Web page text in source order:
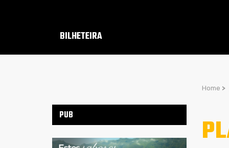
BILHETEIRA
Home >
PUB